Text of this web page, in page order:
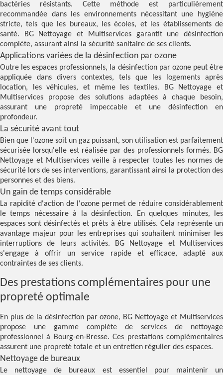
bactéries résistants. Cette méthode est particulièrement
recommandée dans les environnements nécessitant une hygiène
stricte, tels que les bureaux, les écoles, et les établissements de
santé. BG Nettoyage et Multiservices garantit une désinfection
complète, assurant ainsi la sécurité sanitaire de ses clients.
Applications variées de la désinfection par ozone
Outre les espaces professionnels, la désinfection par ozone peut être
appliquée dans divers contextes, tels que les logements après
location, les véhicules, et même les textiles. BG Nettoyage et
Multiservices propose des solutions adaptées à chaque besoin,
assurant une propreté impeccable et une désinfection en
profondeur.
La sécurité avant tout
Bien que l'ozone soit un gaz puissant, son utilisation est parfaitement
sécurisée lorsqu'elle est réalisée par des professionnels formés. BG
Nettoyage et Multiservices veille à respecter toutes les normes de
sécurité lors de ses interventions, garantissant ainsi la protection des
personnes et des biens.
Un gain de temps considérable
La rapidité d'action de l'ozone permet de réduire considérablement
le temps nécessaire à la désinfection. En quelques minutes, les
espaces sont désinfectés et prêts à être utilisés. Cela représente un
avantage majeur pour les entreprises qui souhaitent minimiser les
interruptions de leurs activités. BG Nettoyage et Multiservices
s'engage à offrir un service rapide et efficace, adapté aux
contraintes de ses clients.
Des prestations complémentaires pour une
propreté optimale
En plus de la désinfection par ozone, BG Nettoyage et Multiservices
propose une gamme complète de services de nettoyage
professionnel à Bourg-en-Bresse. Ces prestations complémentaires
assurent une propreté totale et un entretien régulier des espaces.
Nettoyage de bureaux
Le nettoyage de bureaux est essentiel pour maintenir un